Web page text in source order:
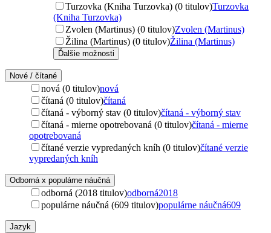
Turzovka (Kniha Turzovka) (0 titulov)Turzovka
(Kniha Turzovka)
Zvolen (Martinus) (0 titulov)Zvolen (Martinus)
Žilina (Martinus) (0 titulov)Žilina (Martinus)
Ďalšie možnosti
Nové / čítané
nová (0 titulov)nová
čítaná (0 titulov)čítaná
čítaná - výborný stav (0 titulov)čítaná - výborný stav
čítaná - mierne opotrebovaná (0 titulov)čítaná - mierne
opotrebovaná
čítané verzie vypredaných kníh (0 titulov)čítané verzie
vypredaných kníh
Odborná x populárne náučná
odborná (2018 titulov)odborná2018
populárne náučná (609 titulov)populárne náučná609
Jazyk